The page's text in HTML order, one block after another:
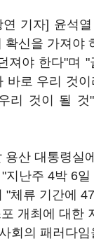
연 기자] 윤석
신을 가져야
져야 한다"며 "
바로 우리 것
리 것이 될 것"
용산 대통령실
지난주 4박 6
"체류 기간에
개최에 대한
회의 패러다